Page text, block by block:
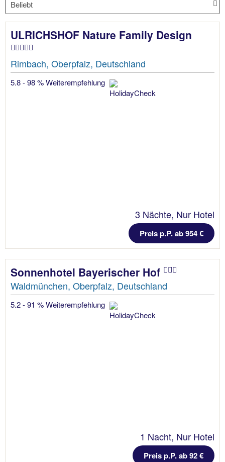
ULRICHSHOF Nature Family Design
Rimbach, Oberpfalz, Deutschland
5.8 - 98 % Weiterempfehlung
3 Nächte, Nur Hotel
Preis p.P. ab 954 €
Sonnenhotel Bayerischer Hof
Waldmünchen, Oberpfalz, Deutschland
5.2 - 91 % Weiterempfehlung
1 Nacht, Nur Hotel
Preis p.P. ab 92 €